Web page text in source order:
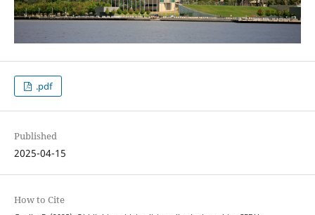
.pdf
Published
2025-04-15
How to Cite